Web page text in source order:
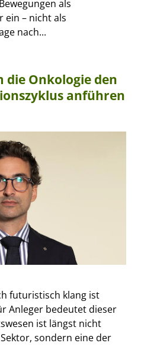
als
– nicht als
nach...
die Onkologie den
anführen
futuristisch klang ist
Anleger bedeutet dieser
ist längst nicht
sondern eine der